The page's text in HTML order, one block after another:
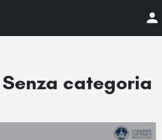
Senza categoria